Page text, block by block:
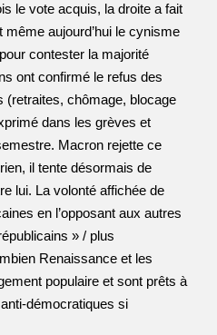
le vote acquis, la droite a fait
aujourd’hui le cynisme
contester la majorité
ont confirmé le refus des
(retraites, chômage, blocage
dans les grèves et
Macron rejette ce
il tente désormais de
lui. La volonté affichée de
en l’opposant aux autres
» / plus
Renaissance et les
populaire et sont prêts à
démocratiques si